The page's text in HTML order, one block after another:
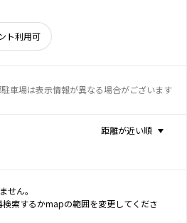
ト利用可
車場は表示情報が異なる場合がございます
距離が近い順
せん。
索するかmapの範囲を変更してくださ